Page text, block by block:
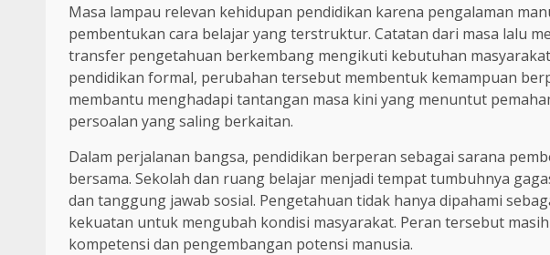
Masa lampau relevan kehidupan pendidikan karena pengalaman
pembentukan cara belajar yang terstruktur. Catatan dari masa lalu
transfer pengetahuan berkembang mengikuti kebutuhan
pendidikan formal, perubahan tersebut membentuk kemampuan
membantu menghadapi tantangan masa kini yang menuntut
persoalan yang saling berkaitan.
Dalam perjalanan bangsa, pendidikan berperan sebagai sarana
bersama. Sekolah dan ruang belajar menjadi tempat tumbuhnya
dan tanggung jawab sosial. Pengetahuan tidak hanya dipahami
kekuatan untuk mengubah kondisi masyarakat. Peran tersebut
kompetensi dan pengembangan potensi manusia.